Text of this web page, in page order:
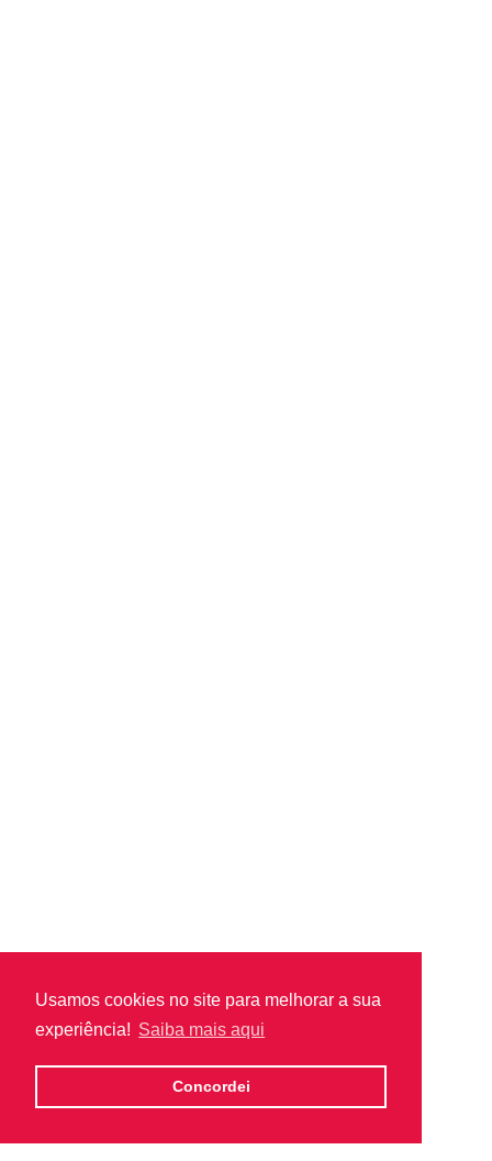
Usamos cookies no site para melhorar a sua
experiência! Saiba mais aqui
Concordei